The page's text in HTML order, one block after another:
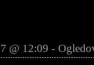
@ 12:09 -